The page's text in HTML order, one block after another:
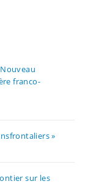
franco-
»
sur les